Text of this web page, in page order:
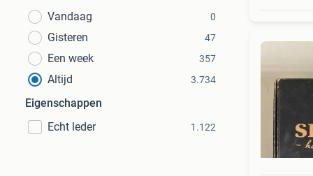
Vandaag
0
Gisteren 47
Een week 357
Altijd 3.734
Eigenschappen
Echt leder
1.122